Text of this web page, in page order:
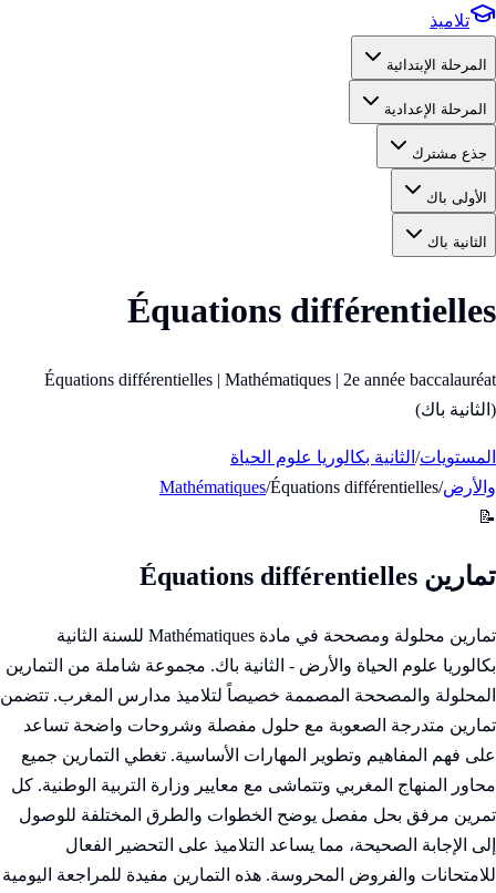
تلاميذ
المرحلة الإبتدائية
المرحلة الإعدادية
جذع مشترك
الأولى باك
الثانية باك
Équations différentielles
Équations différentielles | Mathématiques | 2e année baccalauréat
(الثانية باك)
المستويات/ الثانية بكالوريا علوم الحياة
والأرض/
Mathématiques/Équations différentielles
📝
تمارين Équations différentielles
تمارين محلولة ومصححة في مادة Mathématiques للسنة الثانية
بكالوريا علوم الحياة والأرض - الثانية باك. مجموعة شاملة من التمارين
المحلولة والمصححة المصممة خصيصاً لتلاميذ مدارس المغرب. تتضمن
تمارين متدرجة الصعوبة مع حلول مفصلة وشروحات واضحة تساعد
على فهم المفاهيم وتطوير المهارات الأساسية. تغطي التمارين جميع
محاور المنهاج المغربي وتتماشى مع معايير وزارة التربية الوطنية. كل
تمرين مرفق بحل مفصل يوضح الخطوات والطرق المختلفة للوصول
إلى الإجابة الصحيحة، مما يساعد التلاميذ على التحضير الفعال
للامتحانات والفروض المحروسة. هذه التمارين مفيدة للمراجعة اليومية